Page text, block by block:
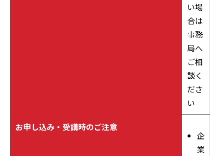
い場
合は
事務
局へ
ご相
談く
ださ
い
お申し込み・受講時のご注意
企
業